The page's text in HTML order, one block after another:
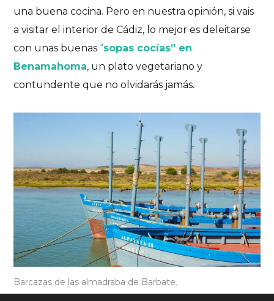
una buena cocina. Pero en nuestra opinión, si vais
a visitar el interior de Cádiz, lo mejor es deleitarse
con unas buenas “sopas cocías” en
Benamahoma, un plato vegetariano y
contundente que no olvidarás jamás.
Barcazas de las almadraba de Barbate.